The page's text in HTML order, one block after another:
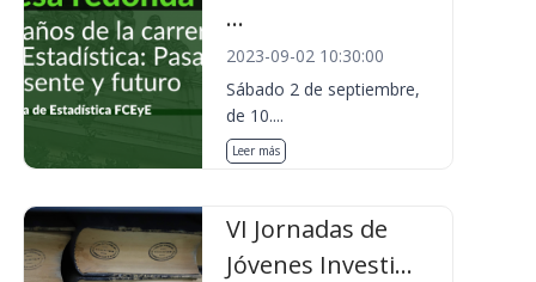
...
2023-09-02 10:30:00
Sábado 2 de septiembre,
de 10....
Leer más
VI Jornadas de
Jóvenes Investi...